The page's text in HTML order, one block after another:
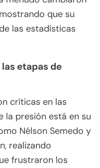
que su
las estadísticas
etapas de
críticas en las
la presión está en su
Nélson Semedo y
realizando
frustraron los